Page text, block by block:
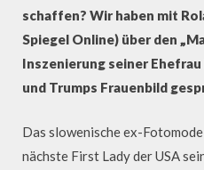
schaffen? Wir haben mit
Spiegel Online) über den
Inszenierung seiner Ehefrau
und Trumps Frauenbild
Das slowenische ex-
nächste First Lady der USA